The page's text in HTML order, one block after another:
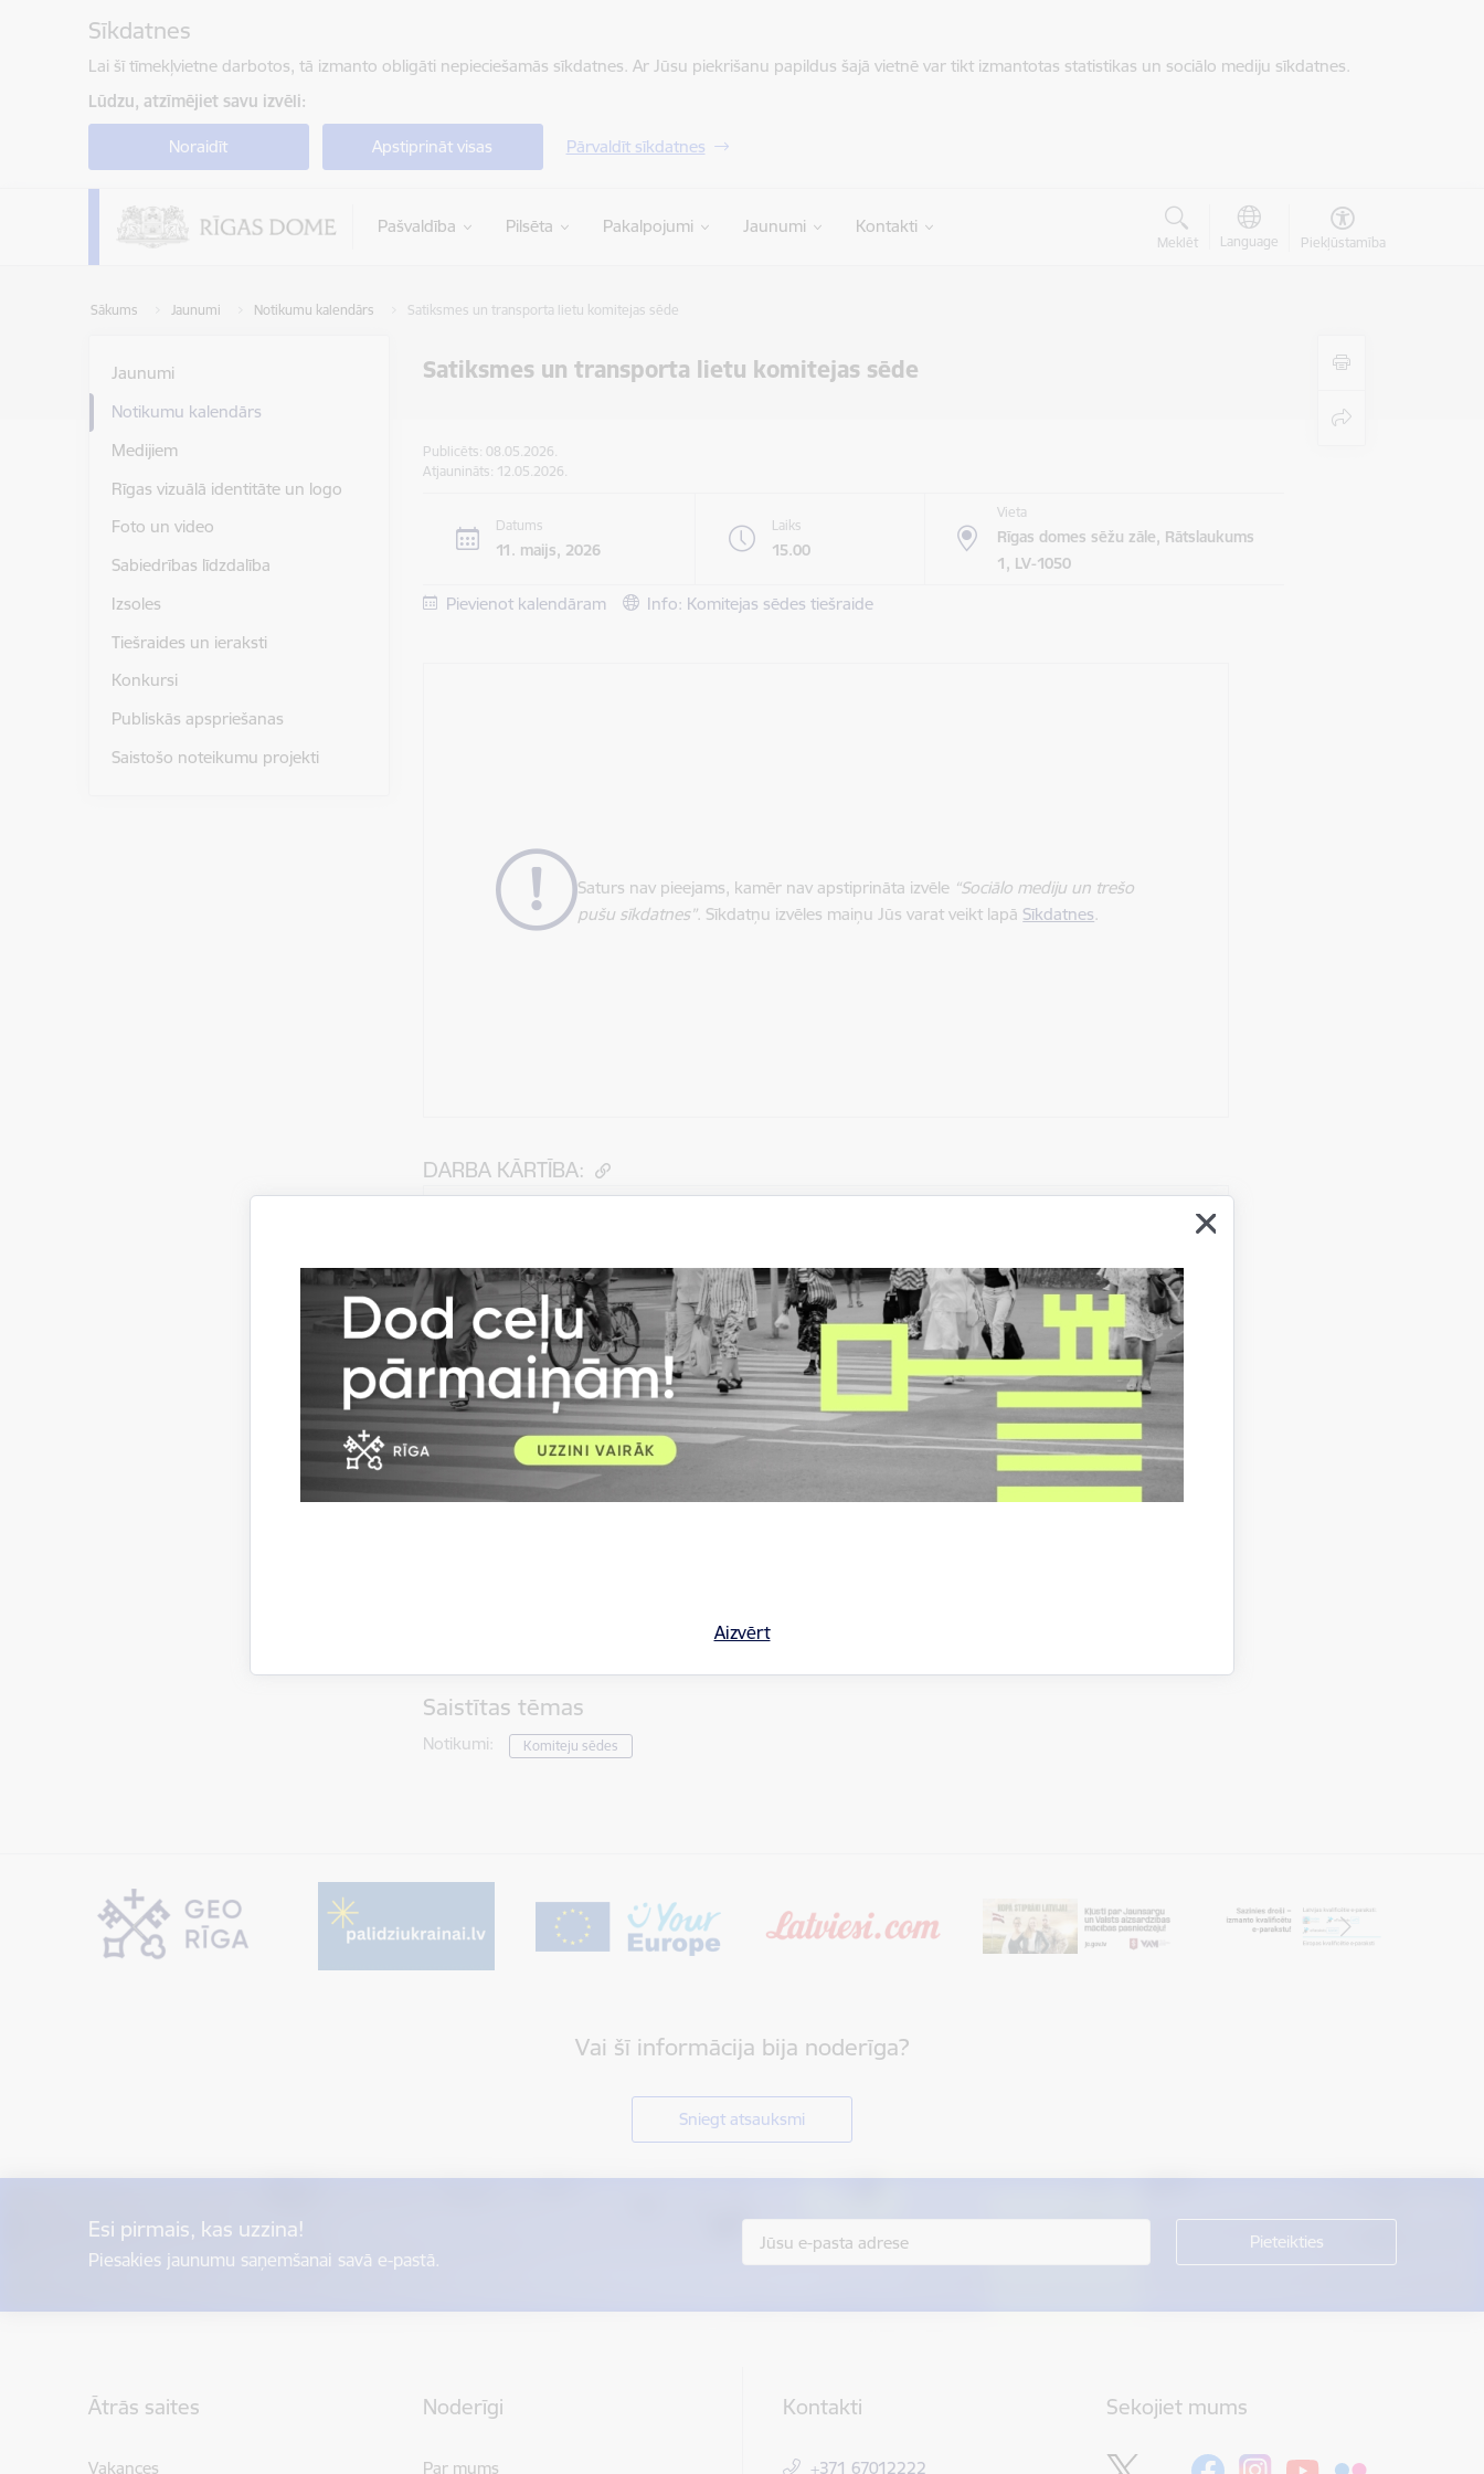
Sīkdatnes
Lai šī tīmekļvietne darbotos, tā izmanto obligāti nepieciešamās sīkdatnes. Ar Jūsu piekrišanu papildus šajā vietnē var tikt izmantotas statistikas un sociālo mediju sīkdatnes.
Lūdzu, atzīmējiet savu izvēli:
Noraidīt Apstiprināt visas Pārvaldīt sīkdatnes
Pašvaldība Pilsēta Pakalpojumi Jaunumi Kontakti
Meklēt Language Piekļūstamība
Sākums Jaunumi Notikumu kalendārs Satiksmes un transporta lietu komitejas sēde
Satiksmes un transporta lietu komitejas sēde
Aizvērt
Jaunumi
Notikumu kalendārs
Medijiem
Rīgas vizuālā identitāte un logo
Foto un video
Sabiedrības līdzdalība
Izsoles
Tiešraides un ieraksti
Konkursi
Publiskās apspriešanas
Saistošo noteikumu projekti
Publicēts: 08.05.2026.
Atjaunināts: 12.05.2026.
Datums
11. maijs, 2026
Laiks
15.00
Vieta
Rīgas domes sēžu zāle, Rātslaukums
1, LV-1050
Pievienot kalendāram Info: Komitejas sēdes tiešraide
Saturs nav pieejams, kamēr nav apstiprināta izvēle “Sociālo mediju un trešo
pušu sīkdatnes”. Sīkdatņu izvēles maiņu Jūs varat veikt lapā Sīkdatnes.
DARBA KĀRTĪBA:
Saturs nav pieejams, kamēr nav apstiprināta izvēle
“Sociālo mediju un trešo
pušu sīkdatnes”. Sīkdatņu izvēles maiņu Jūs varat veikt lapāSīkdatnes.
Saistītas tēmas
Notikumi: Komiteju sēdes
Vai šī informācija bija noderīga?
Sniegt atsauksmi
Esi pirmais, kas uzzina!
Piesakies jaunumu saņemšanai savā e-pastā.
Ātrās saites
Vakances
Noderīgi
Par mums
Kontakti
+371 67012222
Sekojiet mums